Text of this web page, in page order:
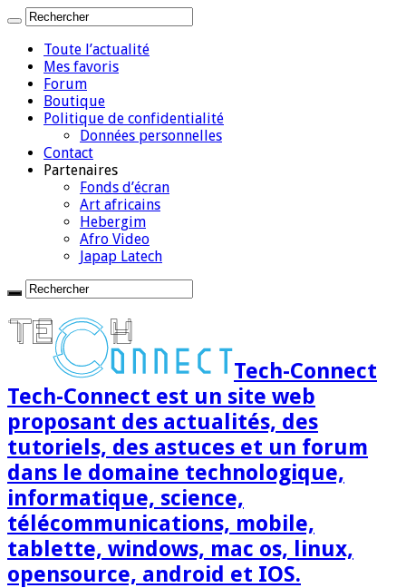
Toute l’actualité
Mes favoris
Forum
Boutique
Politique de confidentialité
Données personnelles
Contact
Partenaires
Fonds d’écran
Art africains
Hebergim
Afro Video
Japap Latech
Tech-Connect
Tech-Connect est un site web
proposant des actualités, des
tutoriels, des astuces et un forum
dans le domaine technologique,
informatique, science,
télécommunications, mobile,
tablette, windows, mac os, linux,
opensource, android et IOS.